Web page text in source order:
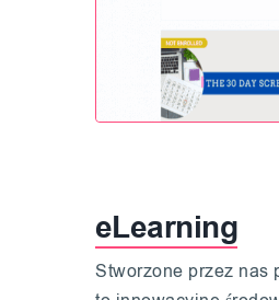
eLearning
Stworzone przez nas